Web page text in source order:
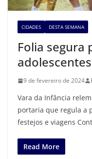
CIDADES DESTA SEMANA
Folia segura
adolescentes
9 de fevereiro de 2024
Vara da Infância
portaria que regula a
festejos e viagens
Read More